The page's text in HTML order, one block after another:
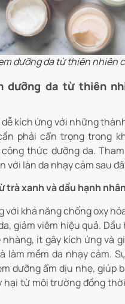
dưỡng da từ thiên nhiên
dưỡng da từ thiên
kích ứng với những
phải cẩn trọng trong
thức dưỡng da.
với làn da nhạy cảm sau
trà xanh và dầu hạnh nhân
với khả năng chống oxy
giảm viêm hiệu quả.
ít gây kích ứng và
làm mềm da nhạy cảm.
dưỡng ẩm dịu nhẹ, giúp
hại từ môi trường đồng